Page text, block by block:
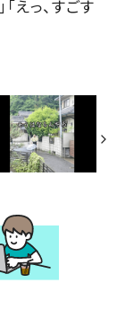
えっ、すごす